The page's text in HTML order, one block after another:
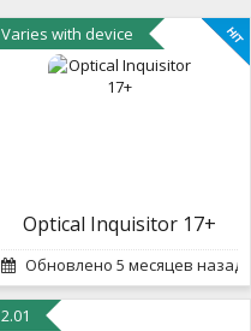
Varies with device
Optical Inquisitor 17+
Обновлено 5 месяцев назад
2.01